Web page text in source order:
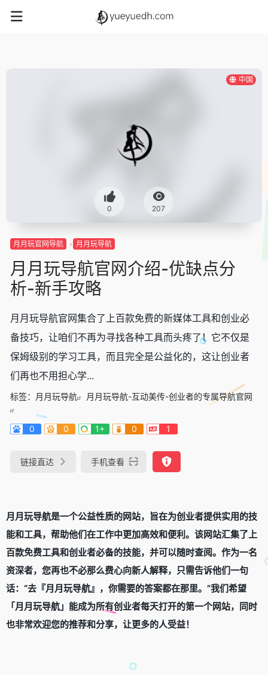
中国
0 207
月月玩官网导航 月月玩导航
月月玩导航官网介绍-优缺点分
析-新手攻略
月月玩导航官网集合了上百款免费的新媒体工具和创业必
备技巧，让咱们不再为寻找各种工具而头疼了！它不仅是
保姆级别的学习工具，而且完全是公益化的，这让创业者
们再也不用担心学...
标签： 月月玩导航 月月玩导航-互动美传-创业者的专属导航官网
0 0 1+ 0 1
链接直达 手机查看
月月玩导航是一个公益性质的网站，旨在为创业者提供实用的技
能和工具，帮助他们在工作中更加高效和便利。该网站汇集了上
百款免费工具和创业者必备的技能，并可以随时查阅。作为一名
资深者，您再也不必那么费心向新人解释，只需告诉他们一句
话：“去『月月玩导航』，你需要的答案都在那里。”我们希望
「月月玩导航」能成为所有创业者每天打开的第一个网站，同时
也非常欢迎您的推荐和分享，让更多的人受益！